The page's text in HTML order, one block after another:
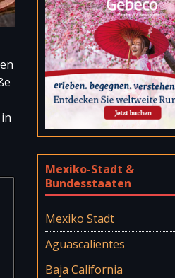
Mexiko-Stadt &
Bundesstaaten
Mexiko Stadt
Aguascalientes
Baja California